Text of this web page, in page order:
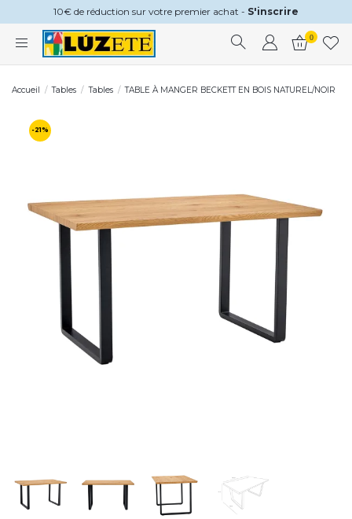
10€ de réduction sur votre premier achat - S'inscrire
0
Accueil Tables Tables TABLE À MANGER BECKETT EN BOIS NATUREL/NOIR
-21%